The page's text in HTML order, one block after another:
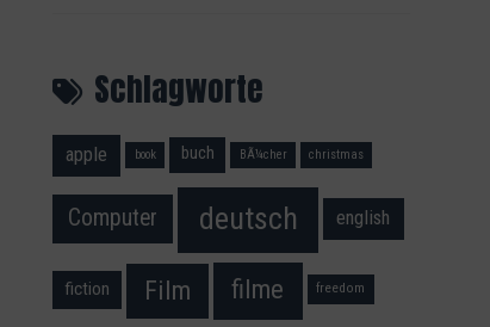
Schlagworte
apple book buch BÃ¼cher christmas
Computer deutsch english
fiction Film filme freedom